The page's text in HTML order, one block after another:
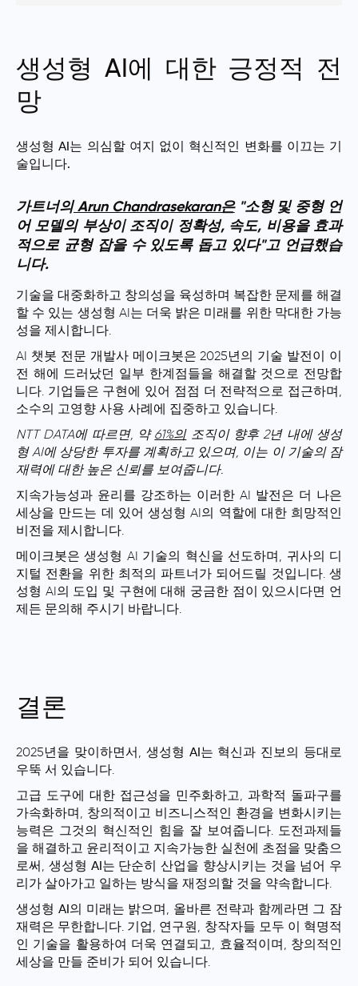
생성형 AI에 대한 긍정적 전
망
생성형 AI는 의심할 여지 없이 혁신적인 변화를 이끄는 기
술입니다.
가트너의Arun Chandrasekaran은"소형 및 중형 언
어 모델의 부상이 조직이 정확성, 속도, 비용을 효과
적으로 균형 잡을 수 있도록 돕고 있다"고 언급했습
니다.
기술을 대중화하고 창의성을 육성하며 복잡한 문제를 해결
할 수 있는 생성형 AI는 더욱 밝은 미래를 위한 막대한 가능
성을 제시합니다.
AI 챗봇 전문 개발사 메이크봇은 2025년의 기술 발전이 이
전 해에 드러났던 일부 한계점들을 해결할 것으로 전망합
니다. 기업들은 구현에 있어 점점 더 전략적으로 접근하며,
소수의 고영향 사용 사례에 집중하고 있습니다.
NTT DATA에 따르면, 약 61%의 조직이 향후 2년 내에 생성
형 AI에 상당한 투자를 계획하고 있으며, 이는 이 기술의 잠
재력에 대한 높은 신뢰를 보여줍니다.
지속가능성과 윤리를 강조하는 이러한 AI 발전은 더 나은
세상을 만드는 데 있어 생성형 AI의 역할에 대한 희망적인
비전을 제시합니다.
메이크봇은 생성형 AI 기술의 혁신을 선도하며, 귀사의 디
지털 전환을 위한 최적의 파트너가 되어드릴 것입니다. 생
성형 AI의 도입 및 구현에 대해 궁금한 점이 있으시다면 언
제든 문의해 주시기 바랍니다.
결론
2025년을 맞이하면서, 생성형 AI 는 혁신과 진보의 등대로
우뚝 서 있습니다.
고급 도구에 대한 접근성을 민주화하고, 과학적 돌파구를
가속화하며, 창의적이고 비즈니스적인 환경을 변화시키는
능력은 그것의 혁신적인 힘을 잘 보여줍니다. 도전과제들
을 해결하고 윤리적이고 지속가능한 실천에 초점을 맞춤으
로써, 생성형 AI 는 단순히 산업을 향상시키는 것을 넘어 우
리가 살아가고 일하는 방식을 재정의할 것을 약속합니다.
생성형 AI 의 미래는 밝으며, 올바른 전략과 함께라면 그 잠
재력은 무한합니다. 기업, 연구원, 창작자들 모두 이 혁명적
인 기술을 활용하여 더욱 연결되고, 효율적이며, 창의적인
세상을 만들 준비가 되어 있습니다.